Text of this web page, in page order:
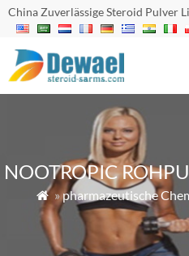
China Zuverlässige Steroid Pulver
NOOTROPIC
 »pharmazeutische